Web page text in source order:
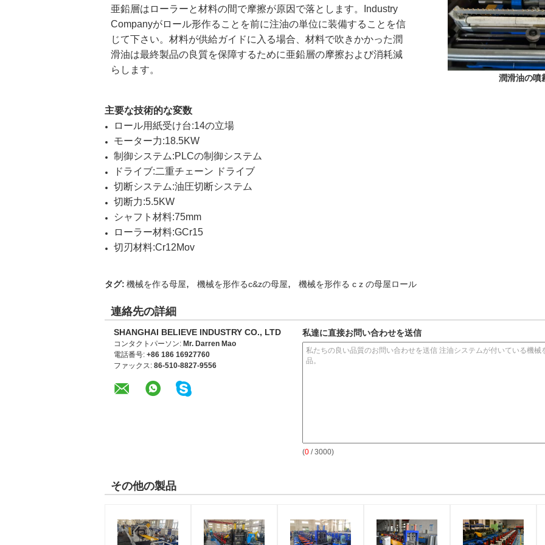
亜鉛層はローラーと材料の間で摩擦が原因で落とします。Industry
Companyがロール形作ることを前に注油の単位に装備することを信
じて下さい。材料が供給ガイドに入る場合、材料で吹きかかった潤
滑油は最終製品の良質を保障するために亜鉛層の摩擦および消耗減
らします。
潤滑油の噴
主要な技術的な変数
ロール用紙受け台:14の立場
モーター力:18.5KW
制御システム:PLCの制御システム
ドライブ:二重チェーン ドライブ
切断システム:油圧切断システム
切断力:5.5KW
シャフト材料:75mm
ローラー材料:GCr15
切刃材料:Cr12Mov
タグ: 機械を作る母屋, 機械を形作るc&zの母屋, 機械を形作る c z の母屋ロール
連絡先の詳細
SHANGHAI BELIEVE INDUSTRY CO., LTD
コンタクトパーソン: Mr. Darren Mao
電話番号: +86 186 16927760
ファックス: 86-510-8827-9556
私達に直接お問い合わせを送信
(0 / 3000)
その他の製品